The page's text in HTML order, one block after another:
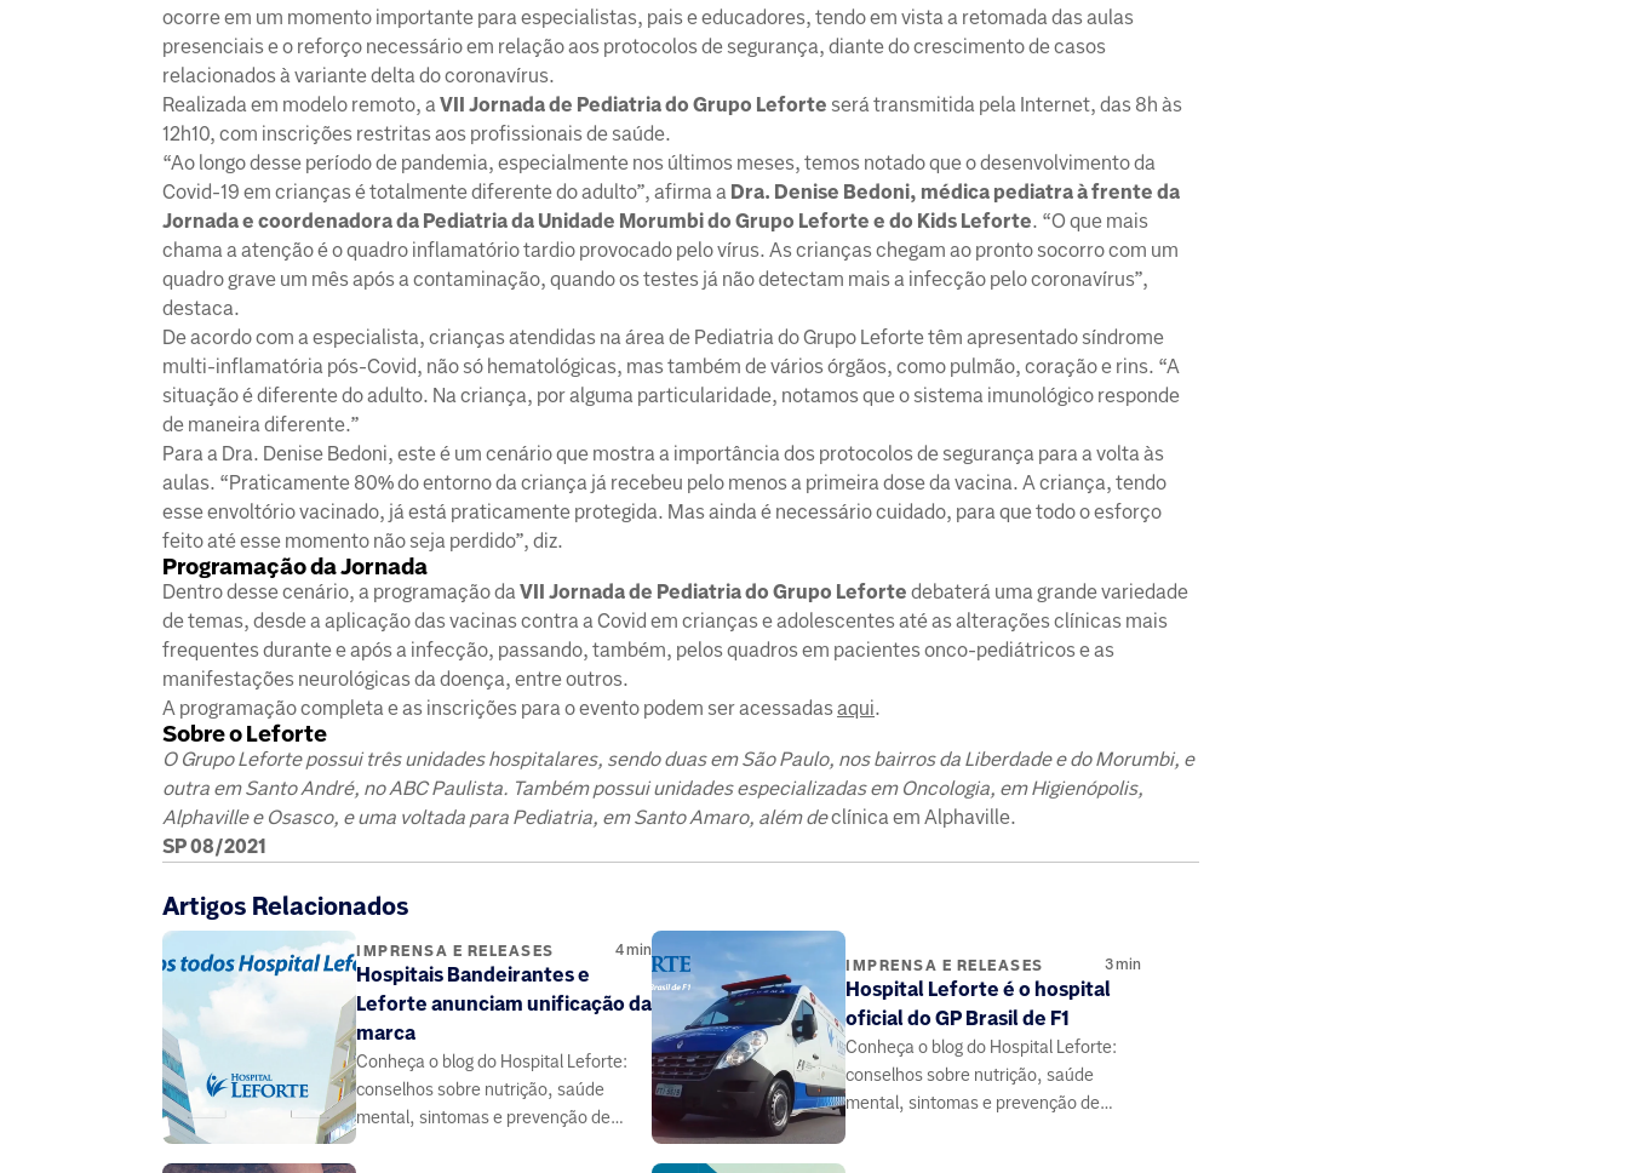
ocorre em um momento importante para especialistas, pais e educadores, tendo em vista a retomada das aulas
presenciais e o reforço necessário em relação aos protocolos de segurança, diante do crescimento de casos
relacionados à variante delta do coronavírus.
Realizada em modelo remoto, aVII Jornada de Pediatria do Grupo Leforte será transmitida pela Internet, das 8h às
12h10, com inscrições restritas aos profissionais de saúde.
“Ao longo desse período de pandemia, especialmente nos últimos meses, temos notado que o desenvolvimento da
Covid-19 em crianças é totalmente diferente do adulto”, afirma a Dra. Denise Bedoni, médica pediatra à frente da
Jornada e coordenadora da Pediatria da Unidade Morumbi do Grupo Leforte e do Kids Leforte. “O que mais
chama a atenção é o quadro inflamatório tardio provocado pelo vírus. As crianças chegam ao pronto socorro com um
quadro grave um mês após a contaminação, quando os testes já não detectam mais a infecção pelo coronavírus”,
destaca.
De acordo com a especialista, crianças atendidas na área de Pediatria do Grupo Leforte têm apresentado síndrome
multi-inflamatória pós-Covid, não só hematológicas, mas também de vários órgãos, como pulmão, coração e rins. “A
situação é diferente do adulto. Na criança, por alguma particularidade, notamos que o sistema imunológico responde
de maneira diferente.”
Para a Dra. Denise Bedoni, este é um cenário que mostra a importância dos protocolos de segurança para a volta às
aulas. “Praticamente 80% do entorno da criança já recebeu pelo menos a primeira dose da vacina. A criança, tendo
esse envoltório vacinado, já está praticamente protegida. Mas ainda é necessário cuidado, para que todo o esforço
feito até esse momento não seja perdido”, diz.
Programação da Jornada
Dentro desse cenário, a programação daVII Jornada de Pediatria do Grupo Leforte debaterá uma grande variedade
de temas, desde a aplicação das vacinas contra a Covid em crianças e adolescentes até as alterações clínicas mais
frequentes durante e após a infecção, passando, também, pelos quadros em pacientes onco-pediátricos e as
manifestações neurológicas da doença, entre outros.
A programação completa e as inscrições para o evento podem ser acessadasaqui.
Sobre o Leforte
O Grupo Leforte possui três unidades hospitalares, sendo duas em São Paulo, nos bairros da Liberdade e do Morumbi, e
outra em Santo André, no ABC Paulista. Também possui unidades especializadas em Oncologia, em Higienópolis,
Alphaville e Osasco, e uma voltada para Pediatria, em Santo Amaro, além declínica em Alphaville.
SP 08/2021
Artigos Relacionados
IMPRENSA E RELEASES 4min
Hospitais Bandeirantes e
Leforte anunciam unificação da
marca
Conheça o blog do Hospital Leforte:
conselhos sobre nutrição, saúde
mental, sintomas e prevenção de
IMPRENSA E RELEASES 3min
Hospital Leforte é o hospital
oficial do GP Brasil de F1
Conheça o blog do Hospital Leforte:
conselhos sobre nutrição, saúde
mental, sintomas e prevenção de